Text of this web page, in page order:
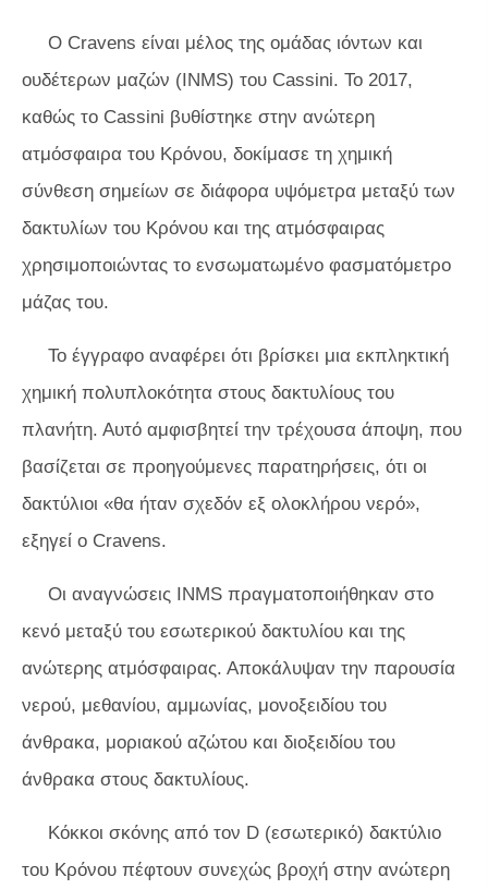
Ο Cravens είναι μέλος της ομάδας ιόντων και
ουδέτερων μαζών (INMS) του Cassini. Το 2017,
καθώς το Cassini βυθίστηκε στην ανώτερη
ατμόσφαιρα του Κρόνου, δοκίμασε τη χημική
σύνθεση σημείων σε διάφορα υψόμετρα μεταξύ των
δακτυλίων του Κρόνου και της ατμόσφαιρας
χρησιμοποιώντας το ενσωματωμένο φασματόμετρο
μάζας του.
Το έγγραφο αναφέρει ότι βρίσκει μια εκπληκτική
χημική πολυπλοκότητα στους δακτυλίους του
πλανήτη. Αυτό αμφισβητεί την τρέχουσα άποψη, που
βασίζεται σε προηγούμενες παρατηρήσεις, ότι οι
δακτύλιοι «θα ήταν σχεδόν εξ ολοκλήρου νερό»,
εξηγεί ο Cravens.
Οι αναγνώσεις INMS πραγματοποιήθηκαν στο
κενό μεταξύ του εσωτερικού δακτυλίου και της
ανώτερης ατμόσφαιρας. Αποκάλυψαν την παρουσία
νερού, μεθανίου, αμμωνίας, μονοξειδίου του
άνθρακα, μοριακού αζώτου και διοξειδίου του
άνθρακα στους δακτυλίους.
Κόκκοι σκόνης από τον D (εσωτερικό) δακτύλιο
του Κρόνου πέφτουν συνεχώς βροχή στην ανώτερη